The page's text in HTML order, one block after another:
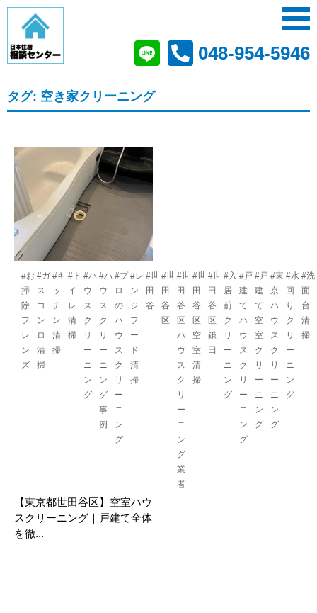
048-954-5946
タグ: 空き家クリーニング
#お
掃
除
フ
レ
ン
ズ
#ガ
ス
コ
ン
ロ
清
掃
#キ
ッ
チ
ン
清
掃
#ト
イ
レ
清
掃
#ハ
ウ
ス
ク
リ
ー
ニ
ン
グ
#ハ
ウ
ス
ク
リ
ー
ニ
ン
グ
事
例
#プ
ロ
の
ハ
ウ
ス
ク
リ
ー
ニ
ン
グ
#レ
ン
ジ
フ
ー
ド
清
掃
#世
田
谷
#世
田
谷
区
#世
田
谷
区
ハ
ウ
ス
ク
リ
ー
ニ
ン
グ
業
者
#世
田
谷
区
空
室
清
掃
#世
田
谷
区
鎌
田
#入
居
前
ク
リ
ー
ニ
ン
グ
#戸
建
て
ハ
ウ
ス
ク
リ
ー
ニ
ン
グ
#戸
建
て
空
室
ク
リ
ー
ニ
ン
グ
#東
京
ハ
ウ
ス
ク
リ
ー
ニ
ン
グ
#水
回
り
ク
リ
ー
ニ
ン
グ
#洗
面
台
清
掃
【東京都世田谷区】空室ハウ
スクリーニング｜戸建て全体
を徹...